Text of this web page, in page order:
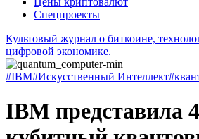
Спецпроекты
Культовый журнал о биткоине,
цифровой экономике.
#IBM#Искусственный Интеллект
IBM представила